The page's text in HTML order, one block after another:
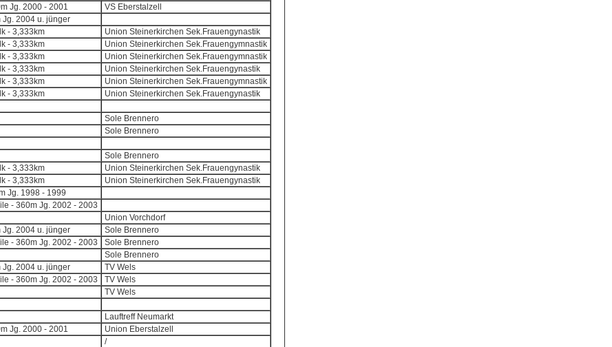
Jg. 2000 - 2001
VS Eberstalzell
Jg. 2004 u. jünger
- 3,333km
Union Steinerkirchen Sek.Frauengynastik
- 3,333km
Union Steinerkirchen Sek.Frauengymnastik
- 3,333km
Union Steinerkirchen Sek.Frauengymnastik
- 3,333km
Union Steinerkirchen Sek.Frauengynastik
- 3,333km
Union Steinerkirchen Sek.Frauengymnastik
- 3,333km
Union Steinerkirchen Sek.Frauengynastik
Sole Brennero
Sole Brennero
Sole Brennero
- 3,333km
Union Steinerkirchen Sek.Frauengynastik
- 3,333km
Union Steinerkirchen Sek.Frauengynastik
Jg. 1998 - 1999
- 360m Jg. 2002 - 2003
Union Vorchdorf
Jg. 2004 u. jünger
Sole Brennero
- 360m Jg. 2002 - 2003
Sole Brennero
Sole Brennero
Jg. 2004 u. jünger
TV Wels
- 360m Jg. 2002 - 2003
TV Wels
TV Wels
Lauftreff Neumarkt
Jg. 2000 - 2001
Union Eberstalzell
/